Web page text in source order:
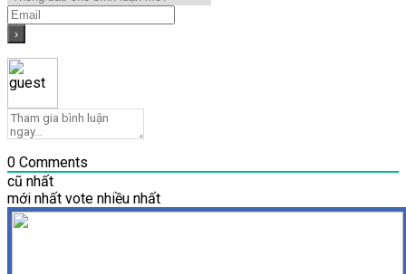
0 Comments
cũ nhất
mới nhất vote nhiều nhất